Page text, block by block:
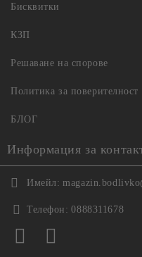
Бисквитки
КЗП
Решаване на спорове
Политика за поверителност
БЛОГ
Информация за
Имейл:
Телефон: 0888311678